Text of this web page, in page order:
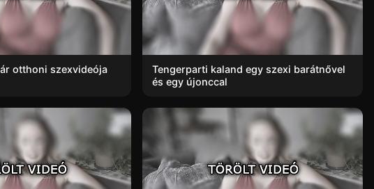
otthoni szexvideója
Tengerparti kaland egy szexi barátnővel
és egy újonccal